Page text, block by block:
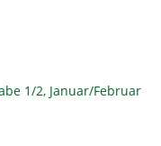
1/2, Januar/Februar